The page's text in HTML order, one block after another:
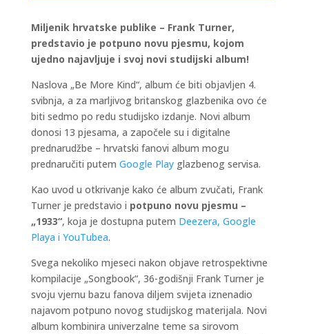
Miljenik hrvatske publike – Frank Turner,
predstavio je potpuno novu pjesmu, kojom
ujedno najavljuje i svoj novi studijski album!
Naslova „Be More Kind“, album će biti objavljen 4.
svibnja, a za marljivog britanskog glazbenika ovo će
biti sedmo po redu studijsko izdanje. Novi album
donosi 13 pjesama, a započele su i digitalne
prednarudžbe – hrvatski fanovi album mogu
prednaručiti putem Google Playglazbenog servisa.
Kao uvod u otkrivanje kako će album zvučati, Frank
Turner je predstavio i potpuno novu pjesmu –
„1933“, koja je dostupna putem Deezera, Google
Playa i YouTubea.
Svega nekoliko mjeseci nakon objave retrospektivne
kompilacije „Songbook“, 36-godišnji Frank Turner je
svoju vjernu bazu fanova diljem svijeta iznenadio
najavom potpuno novog studijskog materijala. Novi
album kombinira univerzalne teme sa sirovom